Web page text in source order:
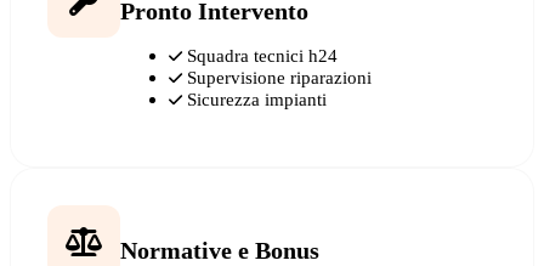
Pronto Intervento
Squadra tecnici h24
Supervisione riparazioni
Sicurezza impianti
Normative e Bonus